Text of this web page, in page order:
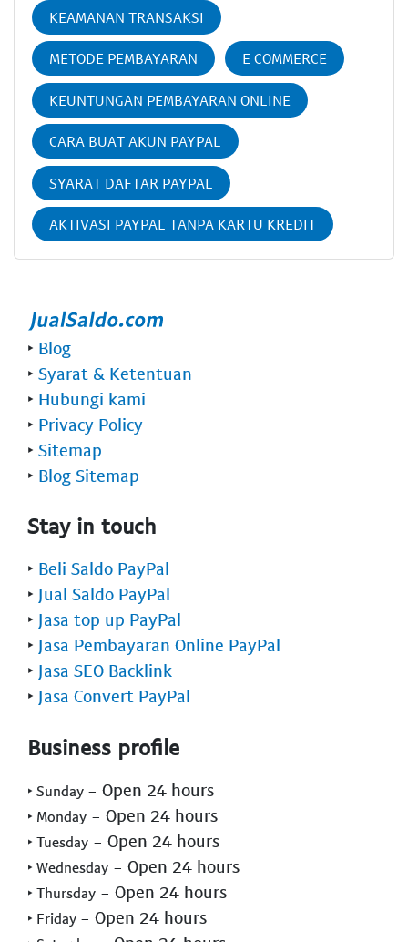
KEAMANAN TRANSAKSI
METODE PEMBAYARAN E COMMERCE
KEUNTUNGAN PEMBAYARAN ONLINE
CARA BUAT AKUN PAYPAL
SYARAT DAFTAR PAYPAL
AKTIVASI PAYPAL TANPA KARTU KREDIT
‣ Blog
‣ Syarat & Ketentuan
‣ Hubungi kami
‣ Privacy Policy
‣ Sitemap
‣ Blog Sitemap
Stay in touch
‣ Beli Saldo PayPal
‣ Jual Saldo PayPal
‣ Jasa top up PayPal
‣ Jasa Pembayaran Online PayPal
‣ Jasa SEO Backlink
‣ Jasa Convert PayPal
Business profile
‣ Sunday - Open 24 hours
‣ Monday - Open 24 hours
‣ Tuesday - Open 24 hours
‣ Wednesday - Open 24 hours
‣ Thursday - Open 24 hours
‣ Friday - Open 24 hours